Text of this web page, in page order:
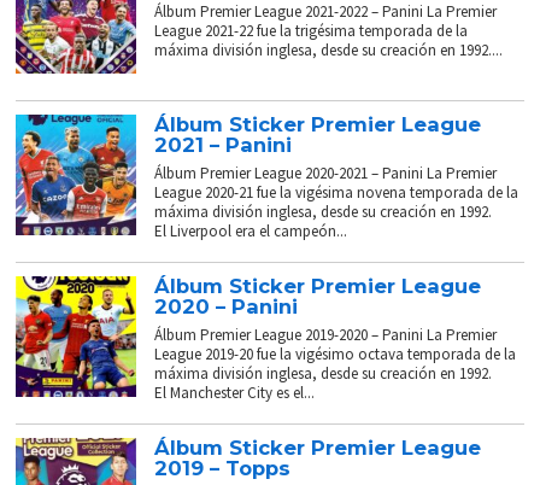
Álbum Premier League 2021-2022 – Panini La Premier
League 2021-22 fue la trigésima temporada de la
máxima división inglesa, desde su creación en 1992....
Álbum Sticker Premier League
2021 – Panini
Álbum Premier League 2020-2021 – Panini La Premier
League 2020-21 fue la vigésima novena temporada de la
máxima división inglesa, desde su creación en 1992.
El Liverpool era el campeón...
Álbum Sticker Premier League
2020 – Panini
Álbum Premier League 2019-2020 – Panini La Premier
League 2019-20 fue la vigésimo octava temporada de la
máxima división inglesa, desde su creación en 1992.
El Manchester City es el...
Álbum Sticker Premier League
2019 – Topps